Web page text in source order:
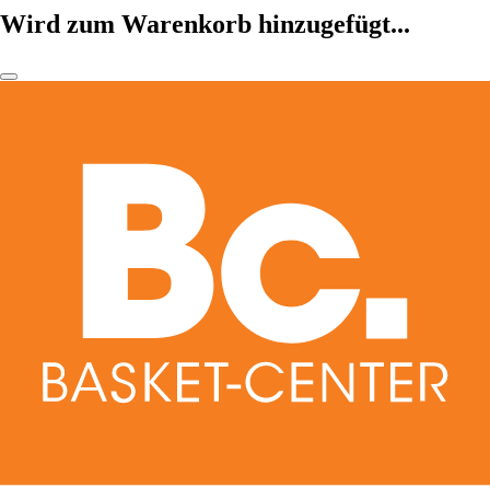
Wird zum Warenkorb hinzugefügt...